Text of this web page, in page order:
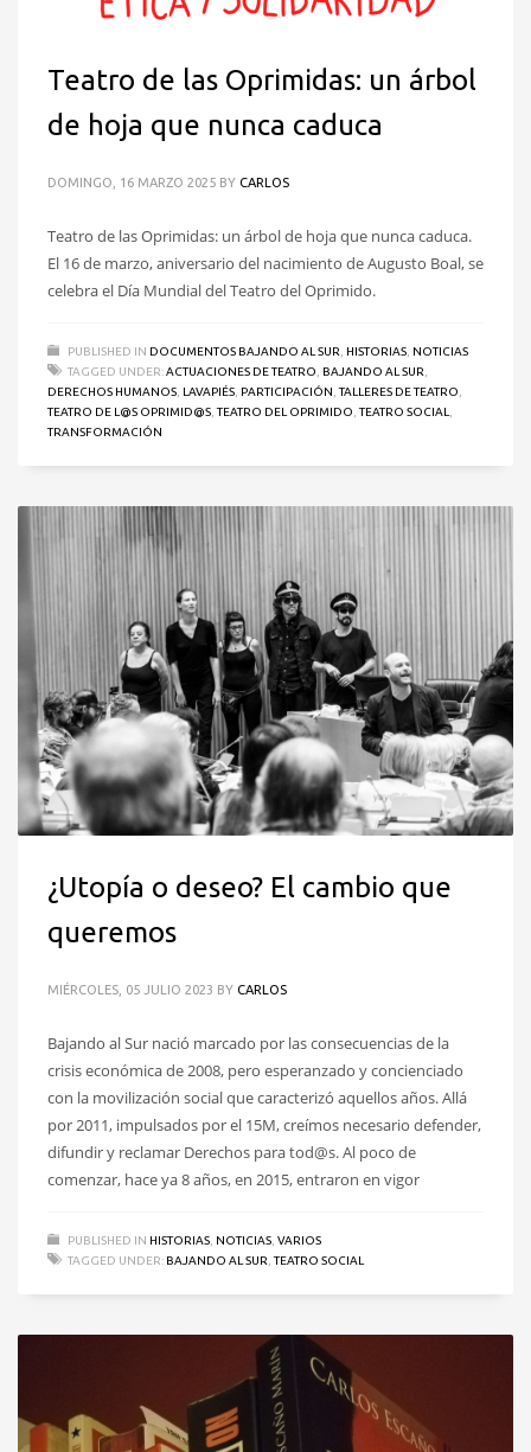
Teatro de las Oprimidas: un árbol
de hoja que nunca caduca
DOMINGO, 16 MARZO 2025 BY CARLOS
Teatro de las Oprimidas: un árbol de hoja que nunca caduca.
El 16 de marzo, aniversario del nacimiento de Augusto Boal, se
celebra el Día Mundial del Teatro del Oprimido.
PUBLISHED IN DOCUMENTOS BAJANDO AL SUR HISTORIAS NOTICIAS
TAGGED UNDER:ACTUACIONES DE TEATRO BAJANDO AL SUR
DERECHOS HUMANOS LAVAPIÉS PARTICIPACIÓN ,TALLERES DE TEATRO
TEATRO DE L@S OPRIMID@S ,TEATRO DEL OPRIMIDO ,TEATRO SOCIAL
TRANSFORMACIÓN
¿Utopía o deseo? El cambio que
queremos
MIÉRCOLES, 05 JULIO 2023 BY CARLOS
Bajando al Sur nació marcado por las consecuencias de la
crisis económica de 2008, pero esperanzado y concienciado
con la movilización social que caracterizó aquellos años. Allá
por 2011, impulsados por el 15M, creímos necesario defender,
difundir y reclamar Derechos para tod@s. Al poco de
comenzar, hace ya 8 años, en 2015, entraron en vigor
PUBLISHED IN HISTORIAS NOTICIAS VARIOS
TAGGED UNDER: BAJANDO AL SUR ,TEATRO SOCIAL